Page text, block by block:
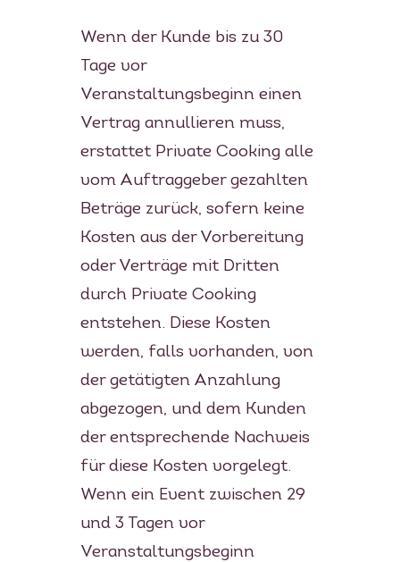
Wenn der Kunde bis zu 30
Tage vor
Veranstaltungsbeginn einen
Vertrag annullieren muss,
erstattet Private Cooking alle
vom Auftraggeber gezahlten
Beträge zurück, sofern keine
Kosten aus der Vorbereitung
oder Verträge mit Dritten
durch Private Cooking
entstehen. Diese Kosten
werden, falls vorhanden, von
der getätigten Anzahlung
abgezogen, und dem Kunden
der entsprechende Nachweis
für diese Kosten vorgelegt.
Wenn ein Event zwischen 29
und 3 Tagen vor
Veranstaltungsbeginn